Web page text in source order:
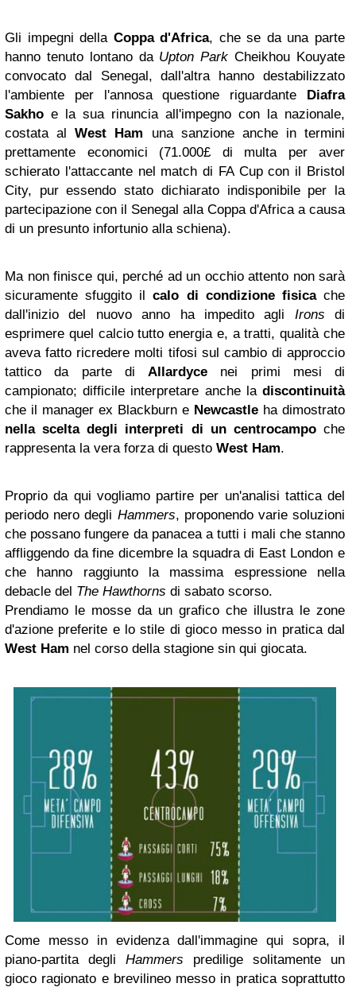
Gli impegni della Coppa d'Africa, che se da una parte
hanno tenuto lontano da Upton Park Cheikhou Kouyate
convocato dal Senegal, dall'altra hanno destabilizzato
l'ambiente per l'annosa questione riguardante
Diafra
Sakho e la sua rinuncia all'impegno con la nazionale,
costata alWest Ham una sanzione anche in termini
prettamente economici (71.000£ di multa per aver
schierato l'attaccante nel match di FA Cup con il Bristol
City, pur essendo stato dichiarato indisponibile per la
partecipazione con il Senegal alla Coppa d'Africa a causa
di un presunto infortunio alla schiena).
Ma non finisce qui, perché ad un occhio attento non sarà
sicuramente sfuggito ilcalo di condizione fisicache
dall'inizio del nuovo anno ha impedito agli Irons di
esprimere quel calcio tutto energia e, a tratti, qualità che
aveva fatto ricredere molti tifosi sul cambio di approccio
tattico da parte di Allardyce nei primi mesi di
campionato; difficile interpretare anche ladiscontinuità
che il manager ex Blackburn e Newcastle ha dimostrato
nella scelta degli interpreti di un centrocampoche
rappresenta la vera forza di questo West Ham.
Proprio da qui vogliamo partire per un'analisi tattica del
periodo nero degli Hammers, proponendo varie soluzioni
che possano fungere da panacea a tutti i mali che stanno
affliggendo da fine dicembre la squadra di East London e
che hanno raggiunto la massima espressione nella
debacle del The Hawthorns di sabato scorso.
Prendiamo le mosse da un grafico che illustra le zone
d'azione preferite e lo stile di gioco messo in pratica dal
West Ham nel corso della stagione sin qui giocata.
Come messo in evidenza dall'immagine qui sopra, il
piano-partita degli Hammers predilige solitamente un
gioco ragionato e brevilineo messo in pratica soprattutto